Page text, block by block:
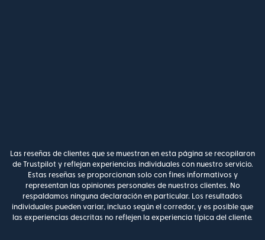
Las reseñas de clientes que se muestran en esta página se recopilaron
de Trustpilot y reflejan experiencias individuales con nuestro servicio.
Estas reseñas se proporcionan solo con fines informativos y
representan las opiniones personales de nuestros clientes. No
respaldamos ninguna declaración en particular. Los resultados
individuales pueden variar, incluso según el corredor, y es posible que
las experiencias descritas no reflejen la experiencia típica del cliente.